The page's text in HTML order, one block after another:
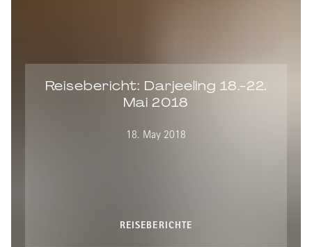
Reisebericht: Darjeeling 18.-22.
Mai 2018
18. May 2018
REISEBERICHTE